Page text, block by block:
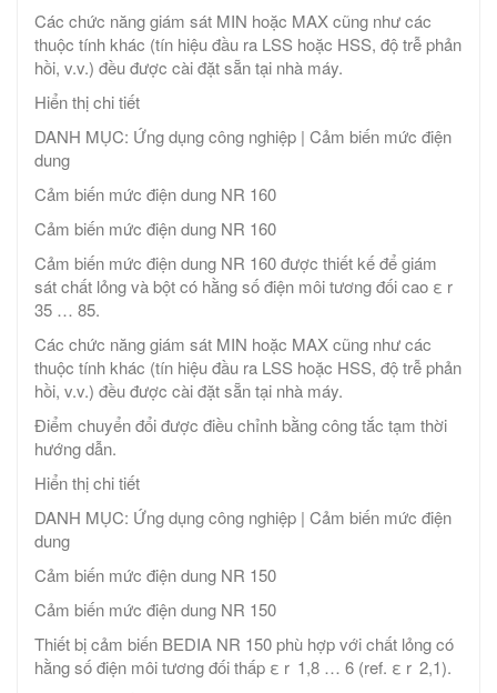
Các chức năng giám sát MIN hoặc MAX cũng như các
thuộc tính khác (tín hiệu đầu ra LSS hoặc HSS, độ trễ phản
hồi, v.v.) đều được cài đặt sẵn tại nhà máy.
Hiển thị chi tiết
DANH MỤC: Ứng dụng công nghiệp | Cảm biến mức điện
dung
Cảm biến mức điện dung NR 160
Cảm biến mức điện dung NR 160
Cảm biến mức điện dung NR 160 được thiết kế để giám
sát chất lỏng và bột có hằng số điện môi tương đối cao ε r
35 … 85.
Các chức năng giám sát MIN hoặc MAX cũng như các
thuộc tính khác (tín hiệu đầu ra LSS hoặc HSS, độ trễ phản
hồi, v.v.) đều được cài đặt sẵn tại nhà máy.
Điểm chuyển đổi được điều chỉnh bằng công tắc tạm thời
hướng dẫn.
Hiển thị chi tiết
DANH MỤC: Ứng dụng công nghiệp | Cảm biến mức điện
dung
Cảm biến mức điện dung NR 150
Cảm biến mức điện dung NR 150
Thiết bị cảm biến BEDIA NR 150 phù hợp với chất lỏng có
hằng số điện môi tương đối thấp ε r 1,8 … 6 (ref. ε r 2,1).